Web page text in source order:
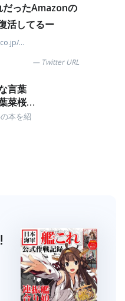
だったAmazonの
活してるー
...
Twitter URL
言葉
菜桜
🌷新
レス
本を紹